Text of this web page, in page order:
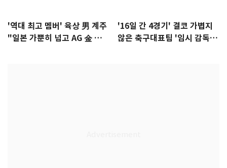
'역대 최고 멤버' 육상 男 계주
"일본 가뿐히 넘고 AG 金 따겠
'16일 간 4경기' 결코 가볍지
않은 축구대표팀 '임시 감독'